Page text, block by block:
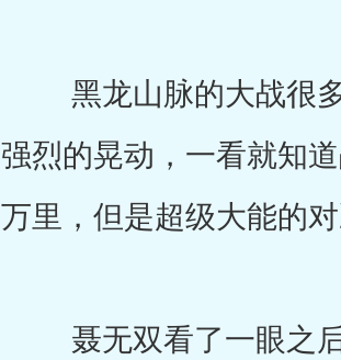
黑龙山脉的大战很多
强烈的晃动，一看就知
万里，但是超级大能的
聂无双看了一眼之后